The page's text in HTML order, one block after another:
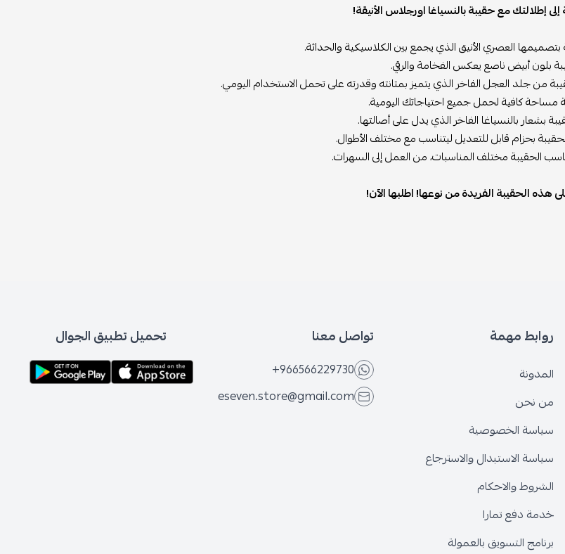
إطلالتك مع حقيبة بالنسياغا اورجلاس الأنيقة!
بتصميمها العصري الأنيق الذي يجمع بين الكلاسيكية والحداثة.
بلون أبيض ناصع يعكس الفخامة والرقي.
من جلد العجل الفاخر الذي يتميز بمتانته وقدرته على تحمل الاستخدام اليومي.
مساحة كافية لحمل جميع احتياجاتك اليومية.
بشعار بالنسياغا الفاخر الذي يدل على أصالتها.
بحزام قابل للتعديل ليتناسب مع مختلف الأطوال.
الحقيبة مختلف المناسبات، من العمل إلى السهرات.
هذه الحقيبة الفريدة من نوعها! اطلبها الآن!
روابط مهمة
المدونة
من نحن
سياسة الخصوصية
سياسة الاستبدال والاسترجاع
الشروط والاحكام
خدمة دفع تمارا
برنامج التسويق بالعمولة
تواصل معنا
+966566229730
eseven.store@gmail.com
تحميل تطبيق الجوال